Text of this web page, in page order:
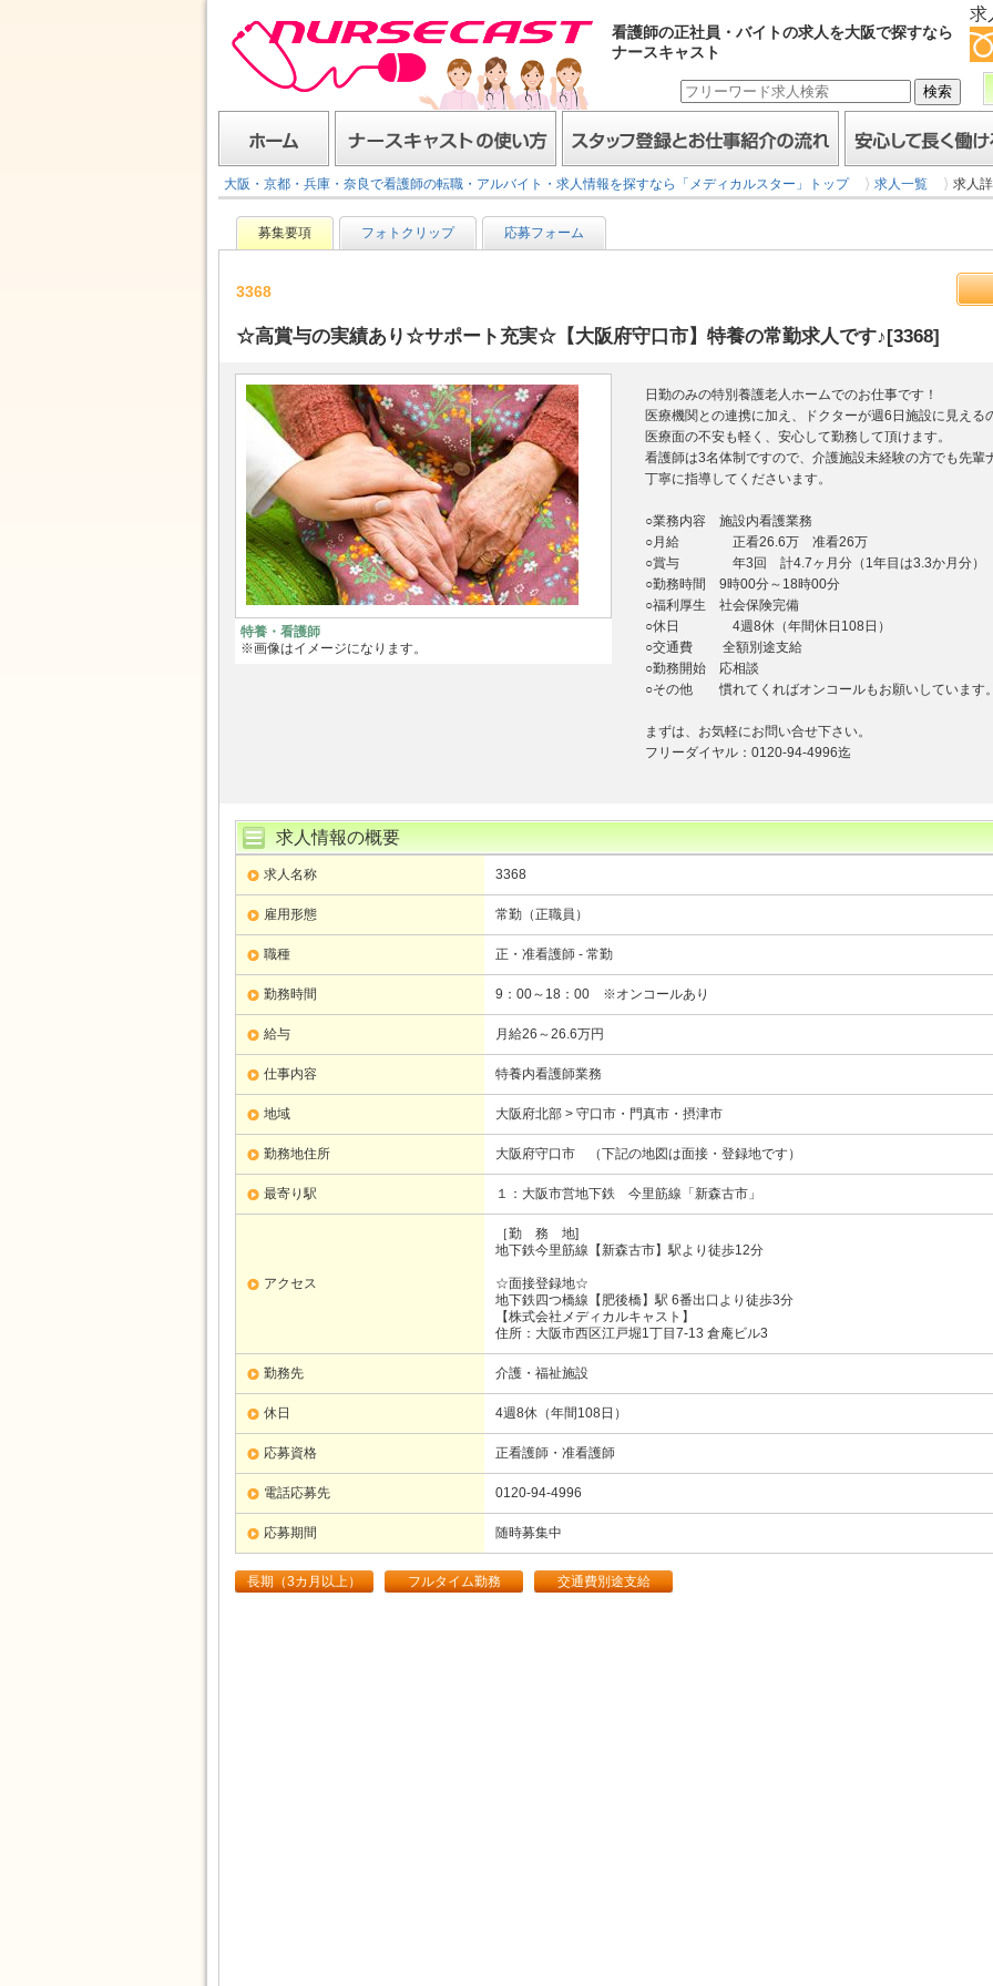
看護師の正社員・バイトの求人を大阪で探すなら
ナースキャスト
求
ホーム ナースキャストの使い方 スタッフ登録とお仕事紹介の流れ 安心して長く働けるヒ
大阪・京都・兵庫・奈良で看護師の転職・アルバイト・求人情報を探すなら「メディカルスター」トップ 求人一覧 求人
募集要項 フォトクリップ 応募フォーム
3368
☆高賞与の実績あり☆サポート充実☆【大阪府守口市】特養の常勤求人です♪[3368]
特養・看護師
※画像はイメージになります。
日勤のみの特別養護老人ホームでのお仕事です！
医療機関との連携に加え、ドクターが週6日施設に見える
医療面の不安も軽く、安心して勤務して頂けます。
看護師は3名体制ですので、介護施設未経験の方でも先輩
丁寧に指導してくださいます。
○業務内容 施設内看護業務
○月給 正看26.6万 准看26万
○賞与 年3回 計4.7ヶ月分（1年目は3.3か月分）
○勤務時間 9時00分～18時00分
○福利厚生 社会保険完備
○休日 4週8休（年間休日108日）
○交通費 全額別途支給
○勤務開始 応相談
○その他 慣れてくればオンコールもお願いしています
まずは、お気軽にお問い合せ下さい。
フリーダイヤル：0120-94-4996迄
求人情報の概要
求人名称 3368
雇用形態 常勤（正職員）
職種 正・准看護師 - 常勤
勤務時間 9：00～18：00 ※オンコールあり
給与 月給26～26.6万円
仕事内容 特養内看護師業務
地域 大阪府北部 > 守口市・門真市・摂津市
勤務地住所 大阪府守口市 （下記の地図は面接・登録地です）
最寄り駅 １：大阪市営地下鉄 今里筋線 「新森古市」
アクセス
［勤 務 地]
地下鉄今里筋線【新森古市】駅より徒歩12分
☆面接登録地☆
地下鉄四つ橋線【肥後橋】駅 6番出口より徒歩3分
【株式会社メディカルキャスト】
住所：大阪市西区江戸堀1丁目7-13 倉庵ビル3
勤務先 介護・福祉施設
休日 4週8休（年間108日）
応募資格 正看護師・准看護師
電話応募先 0120-94-4996
応募期間 随時募集中
長期（3カ月以上） フルタイム勤務 交通費別途支給